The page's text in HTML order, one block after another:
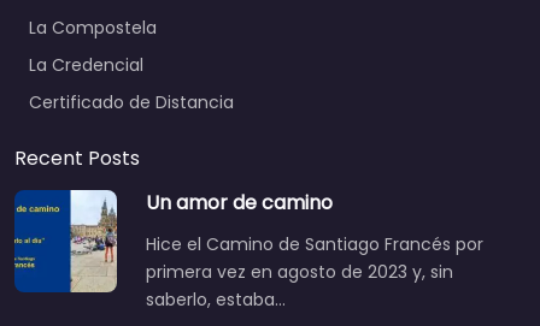
La Compostela
La Credencial
Certificado de Distancia
Recent Posts
Un amor de camino
Hice el Camino de Santiago Francés por
primera vez en agosto de 2023 y, sin
saberlo, estaba…